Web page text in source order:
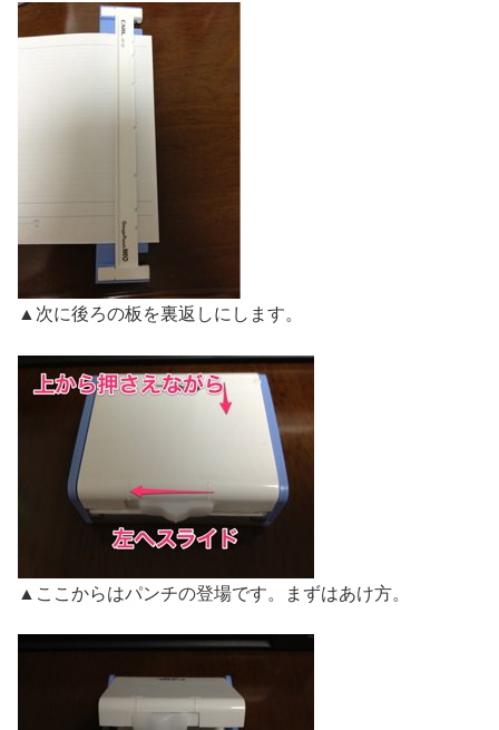
▲次に後ろの板を裏返しにします。
▲ここからはパンチの登場です。まずはあけ方。